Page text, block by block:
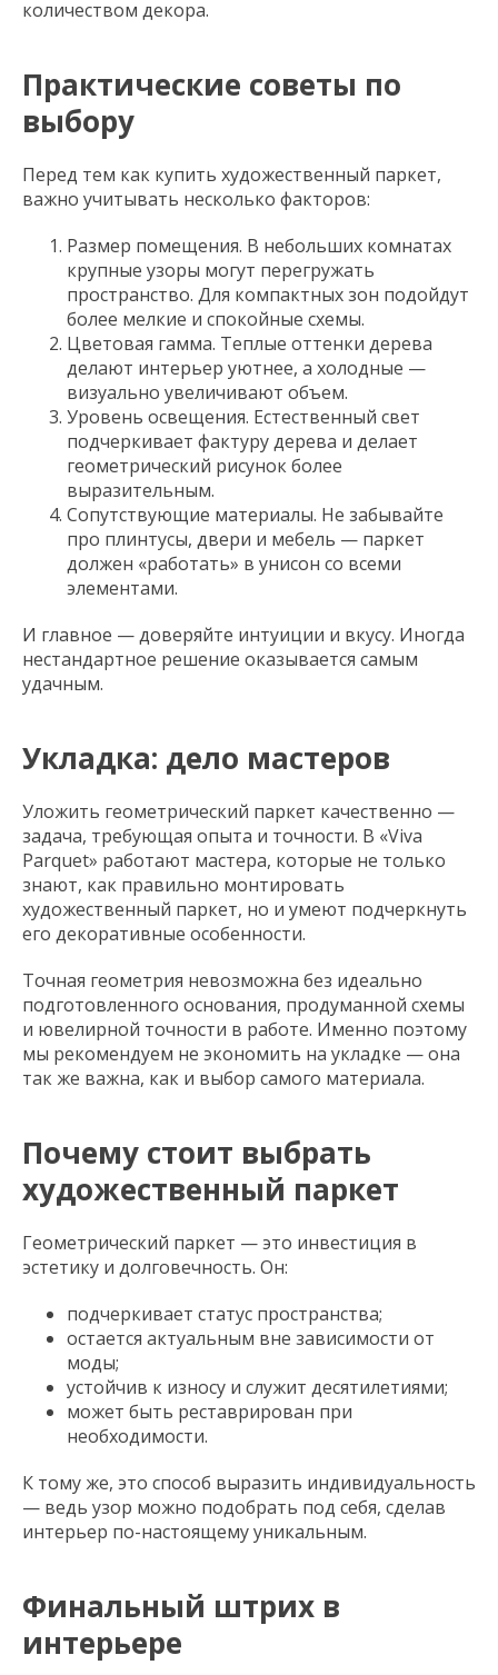
количеством декора.
Практические советы по
выбору
Перед тем как купить художественный паркет,
важно учитывать несколько факторов:
Размер помещения. В небольших комнатах
крупные узоры могут перегружать
пространство. Для компактных зон подойдут
более мелкие и спокойные схемы.
Цветовая гамма. Теплые оттенки дерева
делают интерьер уютнее, а холодные —
визуально увеличивают объем.
Уровень освещения. Естественный свет
подчеркивает фактуру дерева и делает
геометрический рисунок более
выразительным.
Сопутствующие материалы. Не забывайте
про плинтусы, двери и мебель — паркет
должен «работать» в унисон со всеми
элементами.
И главное — доверяйте интуиции и вкусу. Иногда
нестандартное решение оказывается самым
удачным.
Укладка: дело мастеров
Уложить геометрический паркет качественно —
задача, требующая опыта и точности. В «Viva
Parquet» работают мастера, которые не только
знают, как правильно монтировать
художественный паркет, но и умеют подчеркнуть
его декоративные особенности.
Точная геометрия невозможна без идеально
подготовленного основания, продуманной схемы
и ювелирной точности в работе. Именно поэтому
мы рекомендуем не экономить на укладке — она
так же важна, как и выбор самого материала.
Почему стоит выбрать
художественный паркет
Геометрический паркет — это инвестиция в
эстетику и долговечность. Он:
подчеркивает статус пространства;
остается актуальным вне зависимости от
моды;
устойчив к износу и служит десятилетиями;
может быть реставрирован при
необходимости.
К тому же, это способ выразить индивидуальность
— ведь узор можно подобрать под себя, сделав
интерьер по-настоящему уникальным.
Финальный штрих в
интерьере